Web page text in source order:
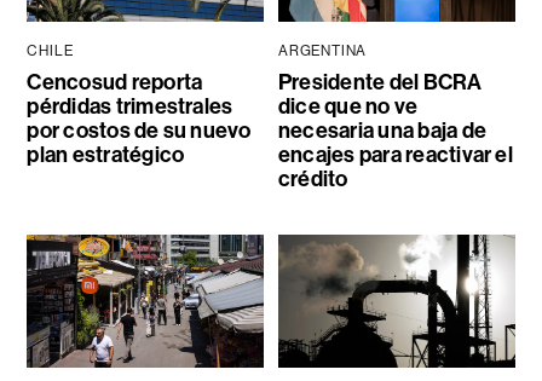
CHILE
Cencosud reporta
pérdidas trimestrales
por costos de su nuevo
plan estratégico
ARGENTINA
Presidente del BCRA
dice que no ve
necesaria una baja de
encajes para reactivar el
crédito